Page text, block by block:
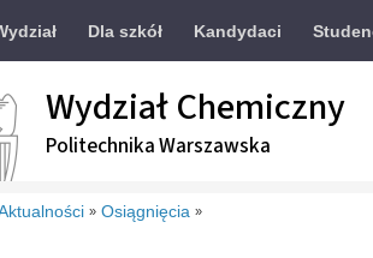
Dla szkół Kandydaci
Wydział Chemiczny
Politechnika Warszawska
» Osiągnięcia »